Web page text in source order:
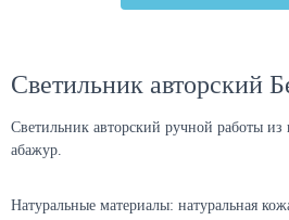
Светильник авторский
Светильник авторский ручной работы
абажур.
Натуральные материалы: натуральная